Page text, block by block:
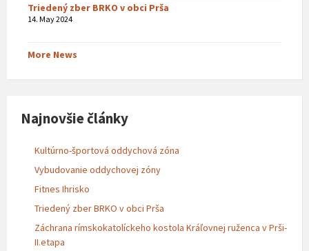
Triedený zber BRKO v obci Prša
14. May 2024
More News
Najnovšie články
Kultúrno-športová oddychová zóna
Vybudovanie oddychovej zóny
Fitnes Ihrisko
Triedený zber BRKO v obci Prša
Záchrana rímskokatolíckeho kostola Kráľovnej ruženca v Prši-
II.etapa